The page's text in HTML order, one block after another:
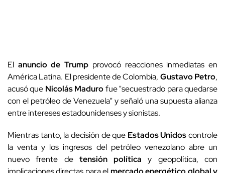
El anuncio de Trump provocó reacciones inmediatas en
América Latina. El presidente de Colombia, Gustavo Petro,
acusó que Nicolás Madurofue "secuestrado para quedarse
con el petróleo de Venezuela" y señaló una supuesta alianza
entre intereses estadounidenses y sionistas.
Mientras tanto, la decisión de que Estados Unidoscontrole
la venta y los ingresos del petróleo venezolano abre un
nuevo frente de tensión política y geopolítica, con